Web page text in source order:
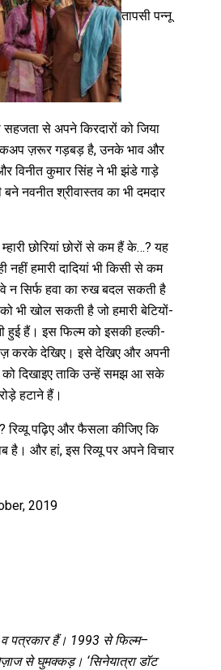
तापसी पन्नू
से अपने किरदारों को जिया
ज़रूर गड़बड़ है, उनके भाव और
विनीत कुमार सिंह ने भी झंडे गाड़े
नवनीत श्रीवास्तव का भी दमदार
छोरियां छोरों से कम हैं के…? यह
नहीं हमारी दादियां भी किसी से कम
न सिर्फ हवा का रुख बदल सकती है
भी खोल सकती है जो हमारी बेटियों-
हुई हैं। इस फिल्म को इसकी हल्की-
करके देखिए। इसे देखिए और अपनी
को दिखाइए ताकि उन्हें समझ आ सके
हटाने हैं।
रिव्यू पढ़िए और फैसला कीजिए कि
है। और हां, इस रिव्यू पर अपने विचार
2019
व पत्रकार हैं। 1993 से फिल्म–
से घुमक्कड़। ‘सिनेयात्रा डॉट